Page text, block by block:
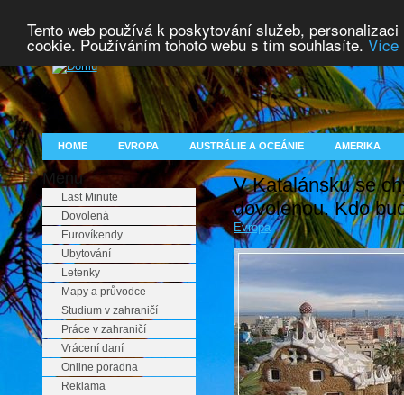
Tento web používá k poskytování služeb,
cookie. Používáním tohoto webu s tím souhlasíte. Více
HOME EVROPA AUSTRÁLIE A OCEÁNIE AMERIKA
Menu
Last Minute
Dovolená
Eurovíkendy
Ubytování
Letenky
Mapy a průvodce
Studium v zahraničí
Práce v zahraničí
Vrácení daní
Online poradna
Reklama
V Katalánsku se
dovolenou. Kdo
Evropa